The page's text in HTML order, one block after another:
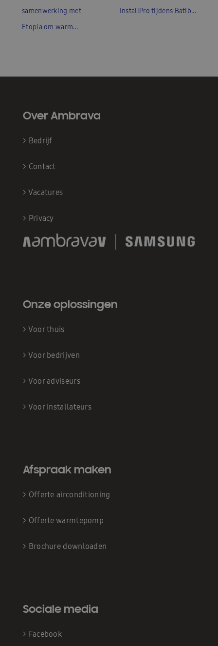
samenwerking met
Etopia om warm...
InstallPro tijdens Batib...
Over Ambrava
> Bedrijf
> Contact
> Vacatures
> Privacy
Onze oplossingen
> Voor thuis
> Voor bedrijven
> Voor adviseurs
> Voor installateurs
Afspraak maken
> Offerte airconditioning
> Offerte warmtepomp
> Brochure downloaden
Sociale media
> Facebook